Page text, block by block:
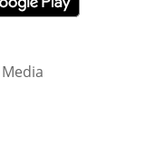
Fenster
Fenster
neuem Fenster